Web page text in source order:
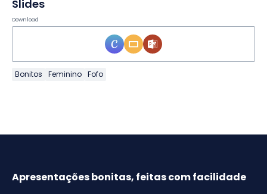
Slides
Download
Bonitos Feminino Fofo
Apresentações bonitas, feitas com facilidade